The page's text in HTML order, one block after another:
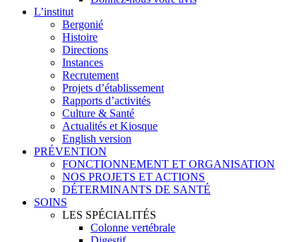
L’institut
Bergonié
Histoire
Directions
Instances
Recrutement
Projets d’établissement
Rapports d’activités
Culture & Santé
Actualités et Kiosque
English version
PRÉVENTION
FONCTIONNEMENT ET ORGANISATION
NOS PROJETS ET ACTIONS
DÉTERMINANTS DE SANTÉ
SOINS
LES SPÉCIALITÉS
Colonne vertébrale